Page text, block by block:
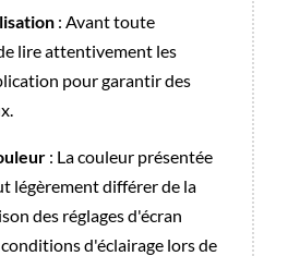
: Avant toute
lire attentivement les
pour garantir des
: La couleur présentée
légèrement différer de la
des réglages d'écran
d'éclairage lors de